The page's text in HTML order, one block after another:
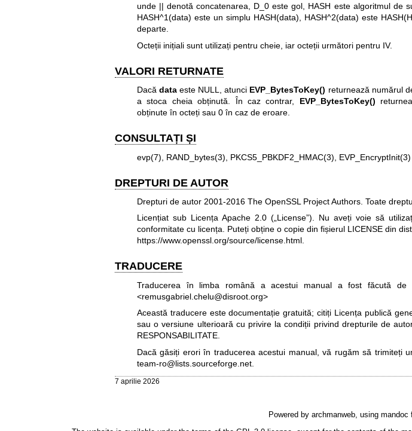
unde || denotă concatenarea, D_0 este gol, HASH este algoritmul de
HASH^1(data) este un simplu HASH(data), HASH^2(data) este
departe.
Octeții inițiali sunt utilizați pentru cheie, iar octeții următori pentru IV.
VALORI RETURNATE
Dacădata este NULL, atunci EVP_BytesToKey() returnează numărul
a stoca cheia obținută. În caz contrar, EVP_BytesToKey()
obținute în octeți sau 0 în caz de eroare.
CONSULTAȚI ȘI
evp(7) RAND_bytes(3) PKCS5_PBKDF2_HMAC(3) EVP_EncryptInit(3)
DREPTURI DE AUTOR
Drepturi de autor 2001-2016 The OpenSSL Project Authors. Toate
Licențiat sub Licența Apache 2.0 („License”). Nu aveți voie să
conformitate cu licența. Puteți obține o copie din fișierul LICENSE din
https://www.openssl.org/source/license.html.
TRADUCERE
Traducerea în limba română a acestui manual a fost făcută de
<remusgabriel.chelu@disroot.org>
Această traducere este documentație gratuită; citiți Licența publică
sau o versiune ulterioară cu privire la condiții privind drepturile de
RESPONSABILITATE.
Dacă găsiți erori în traducerea acestui manual, vă rugăm să trimiteți
team-ro@lists.sourceforge.net.
7 aprilie 2026
Powered by archmanweb , using mandoc